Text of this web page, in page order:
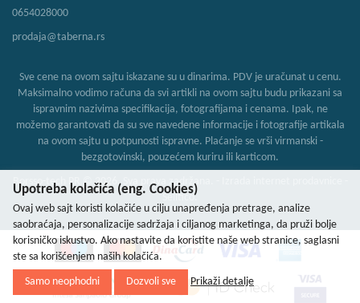
0654028000
prodaja@taberna.rs
Sve cene na ovom sajtu iskazane su u dinarima. PDV je uračunat u cenu.
Maksimalno vodimo računa da svi artikli na ovom sajtu budu prikazani sa
ispravnim nazivima specifikacija, fotografijama i cenama. Ipak, ne
možemo garantovati da su sve navedene informacije i fotografije artikala
na ovom sajtu u potpunosti ispravne. Plaćanje se vrši virmanski -
bezgotovinski, pouzećem kuriru ili karticom.
Borsso-tech PR © 2026. Sva prava zadržana. -
Selltico.
Upotreba kolačića (eng. Cookies)
Ovaj web sajt koristi kolačiće u cilju unapređenja pretrage, analize
saobraćaja, personalizacije sadržaja i ciljanog marketinga, da pruži bolje
korisničko iskustvo. Ako nastavite da koristite naše web stranice, saglasni
ste sa korišćenjem naših kolačića.
Samo neophodni Dozvoli sve Prikaži detalje